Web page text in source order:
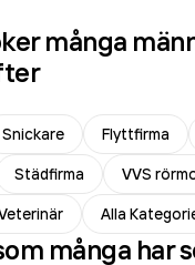
många
Snickare Flyttfirma
Städfirma
VVS
Alla
många har